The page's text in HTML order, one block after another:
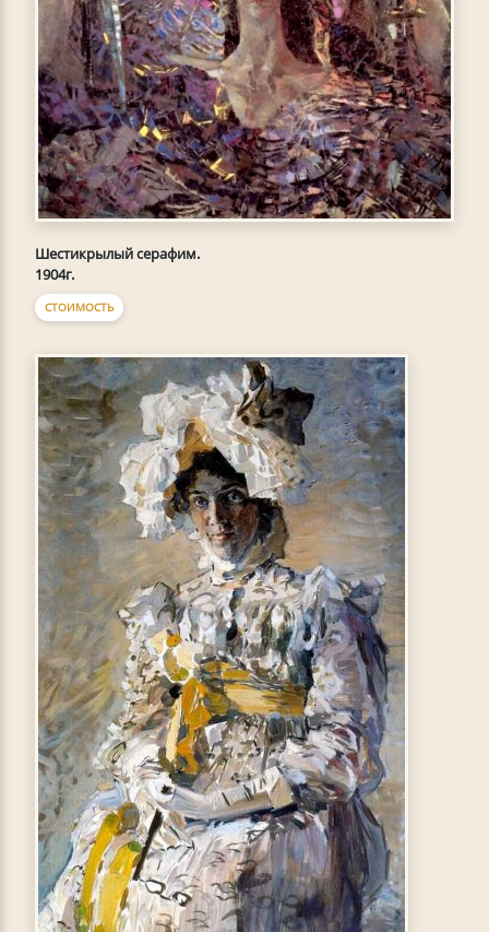
Шестикрылый серафим.
1904г.
СТОИМОСТЬ